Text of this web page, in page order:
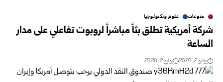
منوعات علوم وتكنولوجيا
شركة أمريكية تطلق بثاً مباشراً لروبوت تفاعلي على مدار
الساعة
يوليو 2, 2026 يوليو 2, 2026